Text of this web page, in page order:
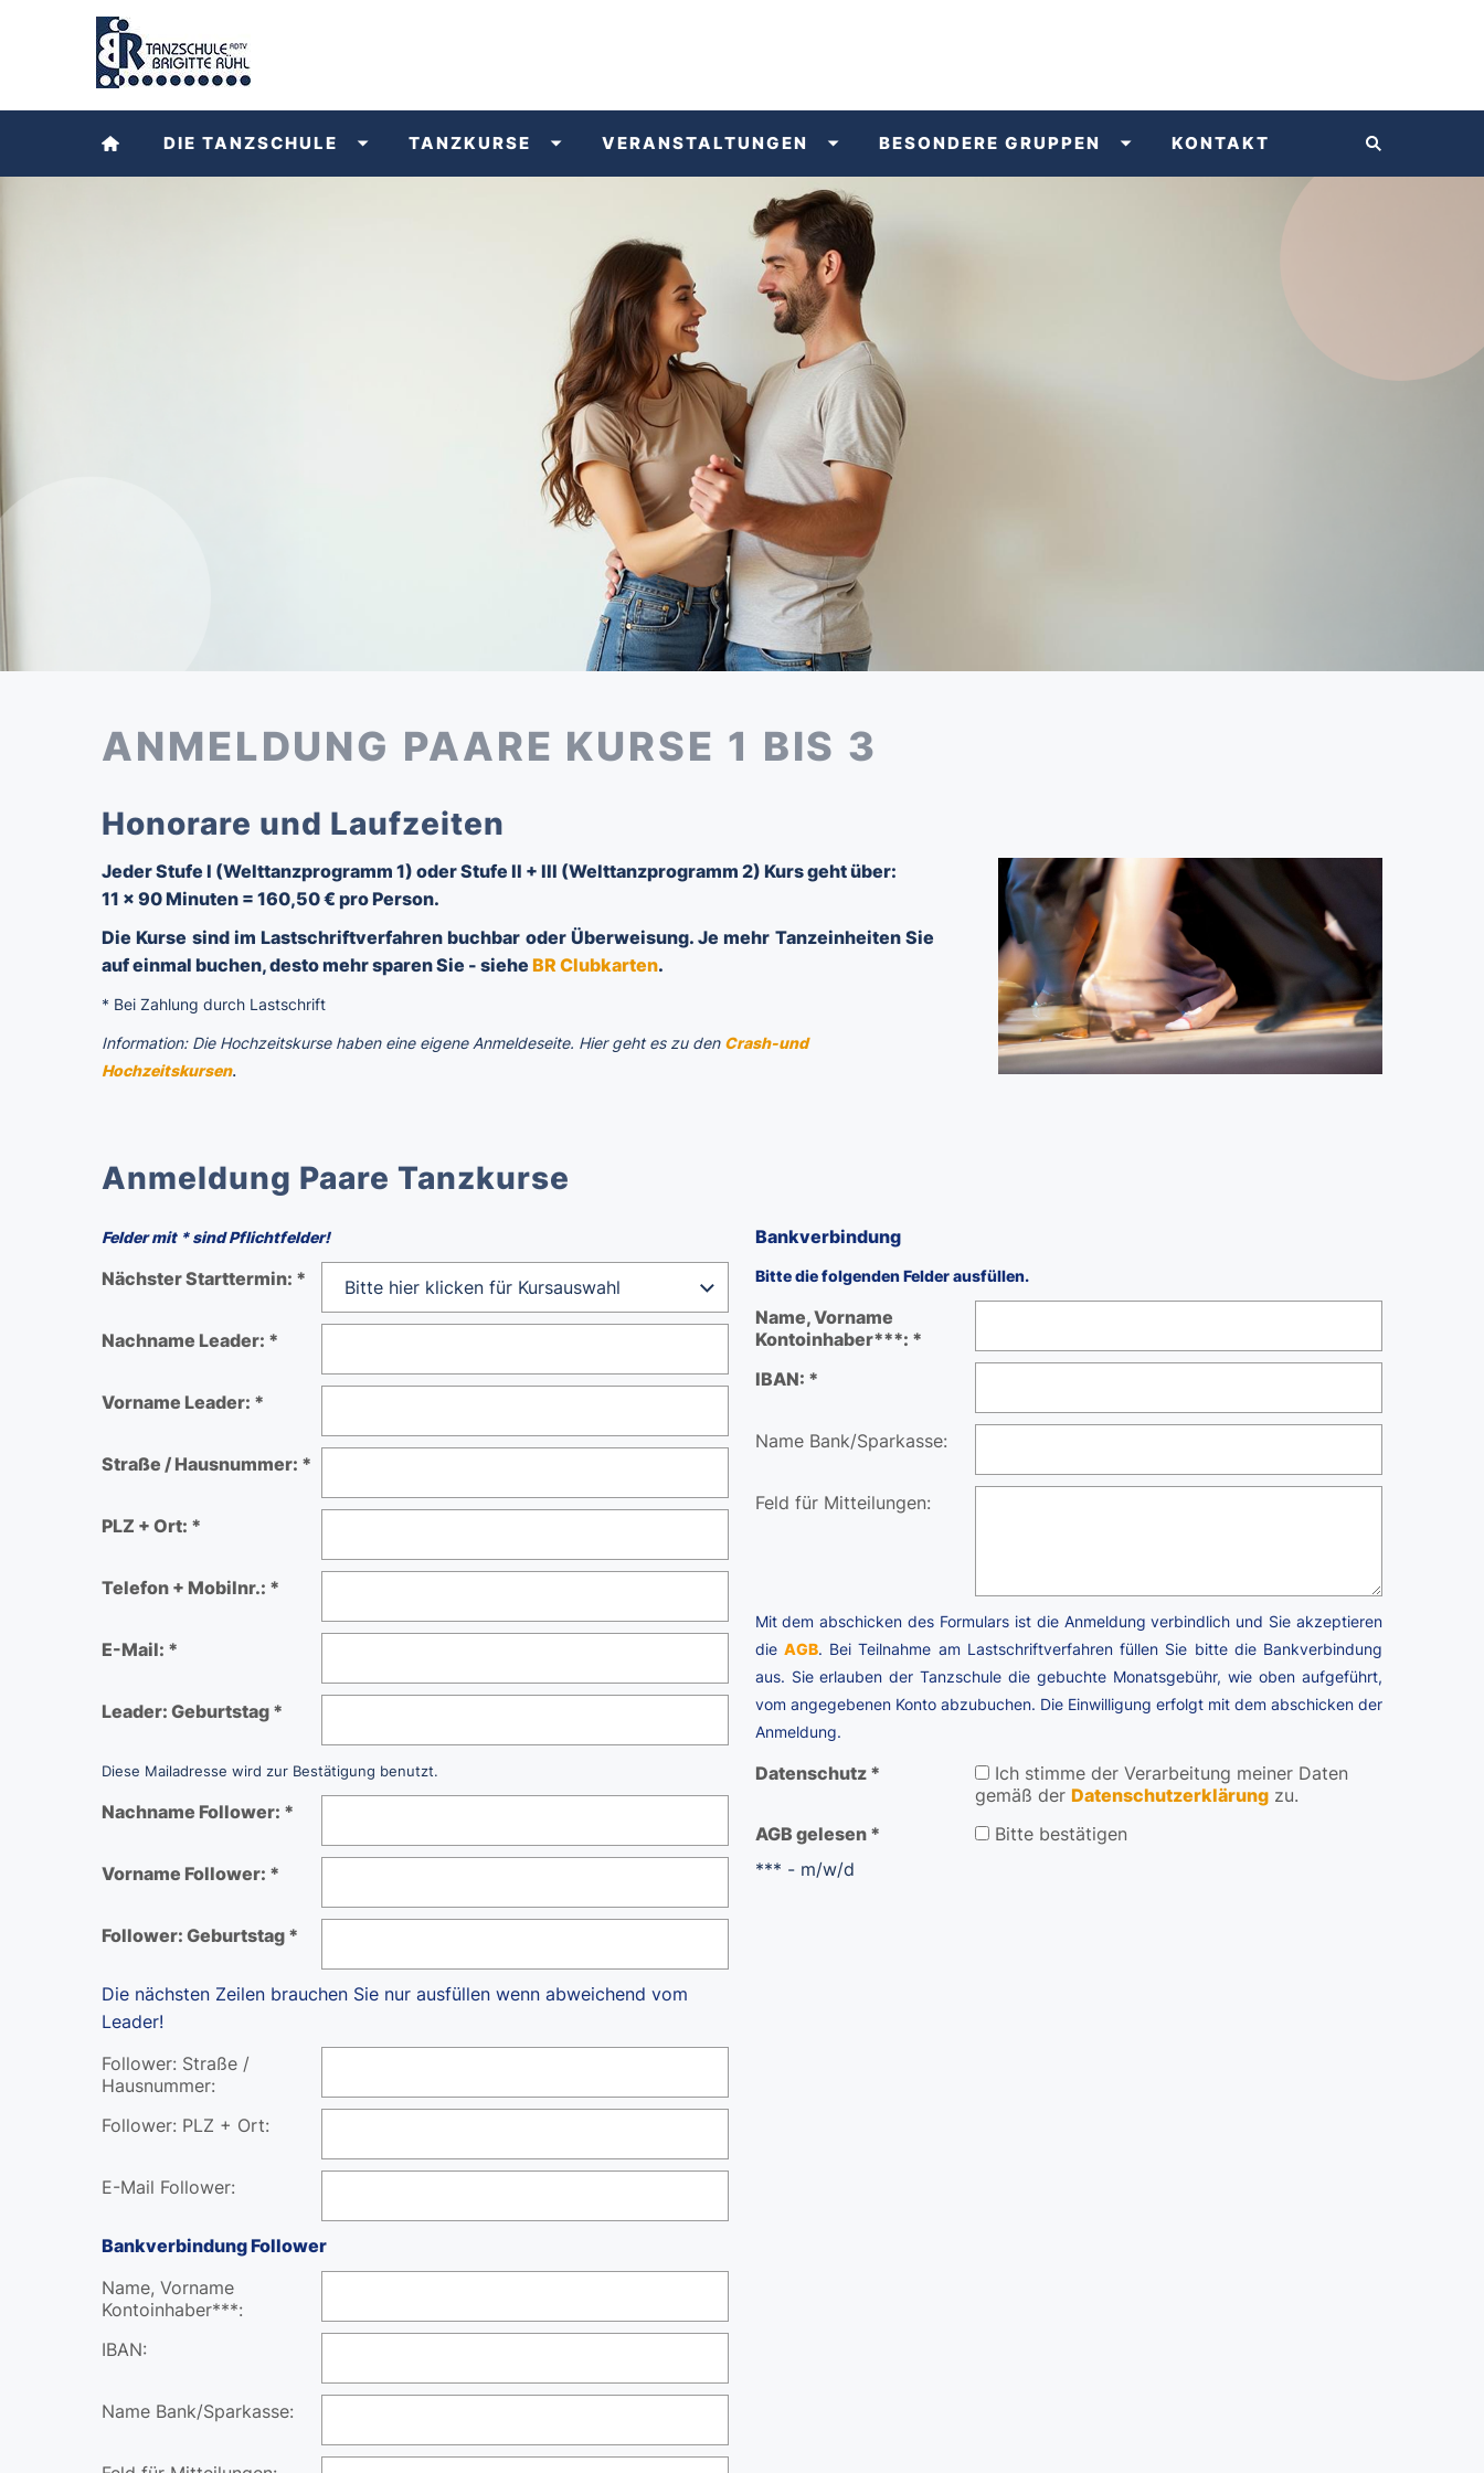
DIE TANZSCHULE TANZKURSE VERANSTALTUNGEN BESONDERE GRUPPEN KONTAKT
ANMELDUNG PAARE KURSE 1 BIS 3
Honorare und Laufzeiten
Jeder Stufe I (Welttanzprogramm 1) oder Stufe II + III (Welttanzprogramm 2) Kurs geht über:
11 x 90 Minuten = 160,50 € pro Person.
Die Kurse sind im Lastschriftverfahren buchbar oder Überweisung. Je mehr Tanzeinheiten Sie
auf einmal buchen, desto mehr sparen Sie - siehe BR Clubkarten.
* Bei Zahlung durch Lastschrift
Information: Die Hochzeitskurse haben eine eigene Anmeldeseite. Hier geht es zu den Crash-und
Hochzeitskursen.
Anmeldung Paare Tanzkurse
Felder mit * sind Pflichtfelder!
Nächster Starttermin: *
Nachname Leader: *
Vorname Leader: *
Straße / Hausnummer: *
PLZ + Ort: *
Telefon + Mobilnr.: *
E-Mail: *
Leader: Geburtstag *
Diese Mailadresse wird zur Bestätigung benutzt.
Nachname Follower: *
Vorname Follower: *
Follower: Geburtstag *
Die nächsten Zeilen brauchen Sie nur ausfüllen wenn abweichend vom
Leader!
Follower: Straße /
Hausnummer:
Follower: PLZ + Ort:
E-Mail Follower:
Bankverbindung Follower
Name, Vorname
Kontoinhaber***:
IBAN:
Name Bank/Sparkasse:
Bankverbindung
Bitte die folgenden Felder ausfüllen.
Name, Vorname
Kontoinhaber***: *
IBAN: *
Name Bank/Sparkasse:
Feld für Mitteilungen:
Mit dem abschicken des Formulars ist die Anmeldung verbindlich und Sie akzeptieren
die AGB. Bei Teilnahme am Lastschriftverfahren füllen Sie bitte die Bankverbindung
aus. Sie erlauben der Tanzschule die gebuchte Monatsgebühr, wie oben aufgeführt,
vom angegebenen Konto abzubuchen. Die Einwilligung erfolgt mit dem abschicken der
Anmeldung.
Datenschutz *
Ich stimme der Verarbeitung meiner Daten
gemäß der Datenschutzerklärungzu.
AGB gelesen *
Bitte bestätigen
*** - m/w/d